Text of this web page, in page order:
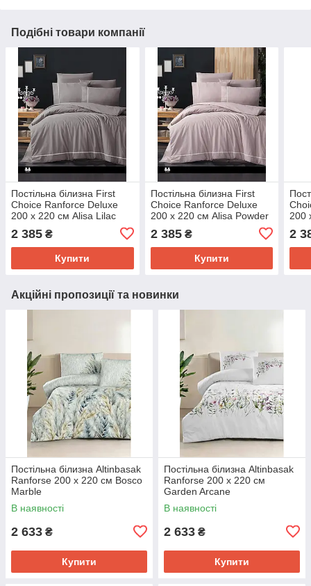
Подібні товари компанії
Постільна білизна First
Choice Ranforce Deluxe
200 х 220 см Alisa Lilac
2 385 ₴
Купити
Постільна білизна First
Choice Ranforce Deluxe
200 х 220 см Alisa Powder
2 385₴
Купити
200
2
Акційні пропозиції та новинки
Постільна білизна Altinbasak
Ranforse 200 х 220 см Bosco
Marble
В наявності
2 633 ₴
Купити
Постільна білизна Altinbasak
Ranforse 200 х 220 см
Garden Arcane
В наявності
2 633 ₴
Купити